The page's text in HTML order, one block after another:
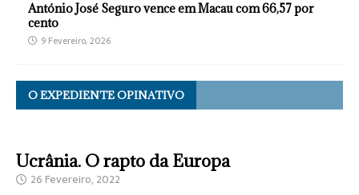
António José Seguro vence em Macau com 66,57 por
cento
9 Fevereiro, 2026
O EXPEDIENTE OPINATIVO
Ucrânia. O rapto da Europa
26 Fevereiro, 2022